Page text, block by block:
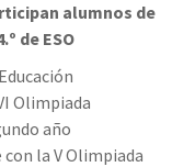
alumnos de
de ESO
Olimpiada
año
la V Olimpiada